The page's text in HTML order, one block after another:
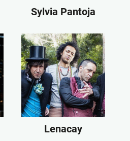
Sylvia Pantoja
Lenacay